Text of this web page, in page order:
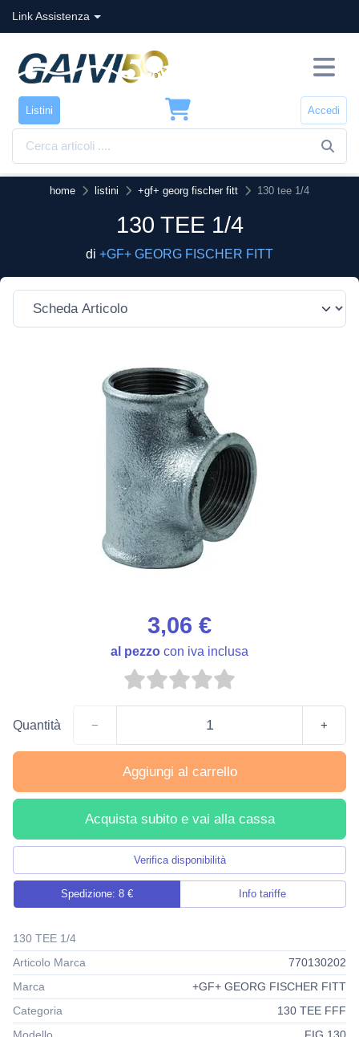
Link Assistenza
Listini Accedi
home listini +gf+ georg fischer fitt 130 tee 1/4
130 TEE 1/4
di +GF+ GEORG FISCHER FITT
3,06 €
al pezzo con iva inclusa
Quantità − +
Aggiungi al carrello
Acquista subito e vai alla cassa
Verifica disponibilità
Spedizione: 8 € Info tariffe
130 TEE 1/4
Articolo Marca
770130202
Marca
+GF+ GEORG FISCHER FITT
Categoria
130 TEE FFF